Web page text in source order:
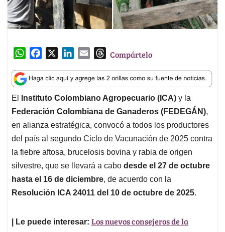
W
a
t
s
A
p
p
c
e
b
o
o
k
n
k
e
d
I
n
a
i
l
T
r
e
a
d
s
Compártelo
El Instituto Colombiano Agropecuario (ICA) y la
Federación Colombiana de Ganaderos (FEDEGÁN),
en alianza estratégica, convocó a todos los productores
del país al segundo Ciclo de Vacunación de 2025 contra
la fiebre aftosa, brucelosis bovina y rabia de origen
silvestre, que se llevará a cabo desde el 27 de octubre
hasta el 16 de diciembre, de acuerdo con la
Resolución ICA 24011 del 10 de octubre de 2025.
| Le puede interesar: Los nuevos consejeros de la